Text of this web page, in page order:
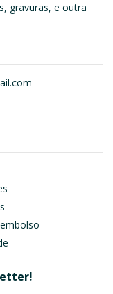
gravuras, e outra